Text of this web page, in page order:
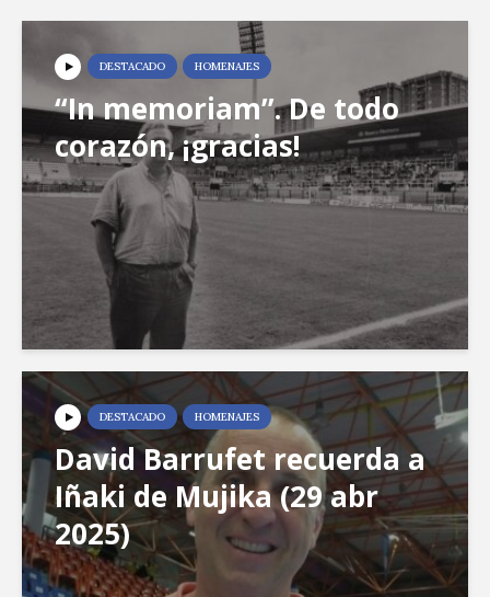
DESTACADO HOMENAJES
“In memoriam”. De todo
corazón, ¡gracias!
DESTACADO HOMENAJES
David Barrufet recuerda a
Iñaki de Mujika (29 abr
2025)